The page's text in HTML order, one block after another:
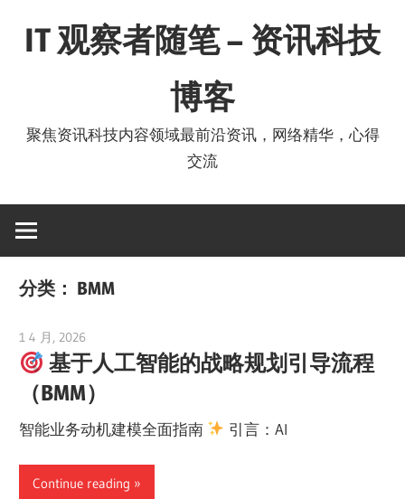
IT 观察者随笔 – 资讯科技
博客
聚焦资讯科技内容领域最前沿资讯，网络精华，心得
交流
分类： BMM
1 4 月, 2026
基于人工智能的战略规划引导流程
（BMM）
智能业务动机建模全面指南 引言：AI
Continue reading